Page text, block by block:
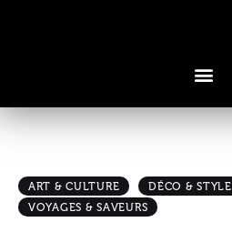
Voyages & Saveurs
ART & CULTURE DÉCO & STYLE
VOYAGES & SAVEURS